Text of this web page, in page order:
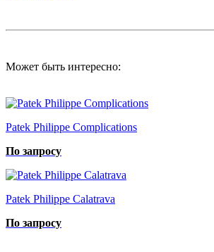
Может быть интересно:
Patek Philippe Complications
По запросу
Patek Philippe Calatrava
По запросу